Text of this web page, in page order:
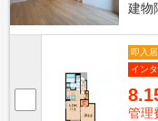
建物
即入居
イン
管理